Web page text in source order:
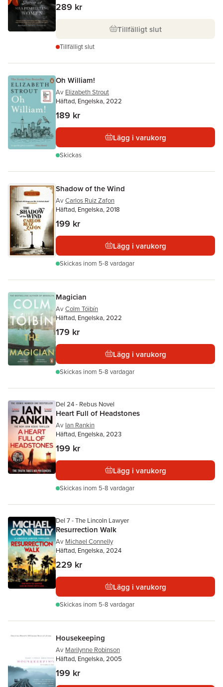
289 kr
Tillfälligt slut
Tillfälligt slut
Oh William!
Av Elizabeth Strout
Häftad, Engelska, 2022
189 kr
Lägg i varukorg
Skickas
Shadow of the Wind
Av Carlos Ruiz Zafon
Häftad, Engelska, 2018
199 kr
Lägg i varukorg
Skickas inom 5-8 vardagar
Magician
Av Colm Tóibín
Häftad, Engelska, 2022
179 kr
Lägg i varukorg
Skickas inom 5-8 vardagar
Del 24 - Rebus Novel
Heart Full of Headstones
Av Ian Rankin
Häftad, Engelska, 2023
199 kr
Lägg i varukorg
Skickas inom 5-8 vardagar
Del 7 - The Lincoln Lawyer
Resurrection Walk
Av Michael Connelly
Häftad, Engelska, 2024
229 kr
Lägg i varukorg
Skickas inom 5-8 vardagar
Housekeeping
Av Marilynne Robinson
Häftad, Engelska, 2005
199 kr